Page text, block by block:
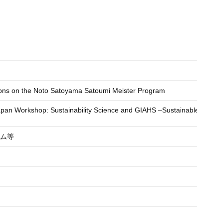
on the Noto Satoyama Satoumi Meister Program
Workshop: Sustainability Science and GIAHS
等